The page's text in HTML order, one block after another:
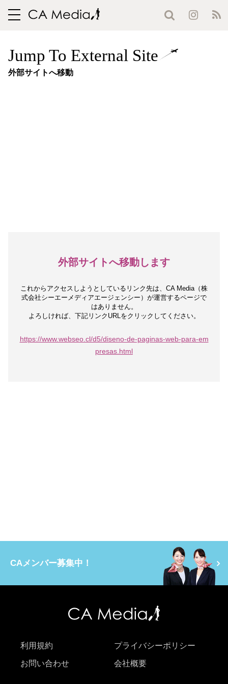
toggle
Jump To External Site
外部サイトへ移動
外部サイトへ移動します
これからアクセスしようとしているリンク先は、 CA Media（株
式会社シーエーメディアエージェンシー）が運営するページで
はありません。
よろしければ、下記リンクURLをクリックしてください。
https://www.webseo.cl/d5/diseno-de-paginas-web-para-em
presas.html
CAメンバー募集中！
利用規約 プライバシーポリシー
お問い合わせ 会社概要